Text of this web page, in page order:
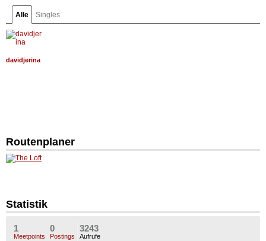
Alle Singles
davidjerina
Routenplaner
Statistik
1
Meetpoints
0
Postings
3243
Aufrufe